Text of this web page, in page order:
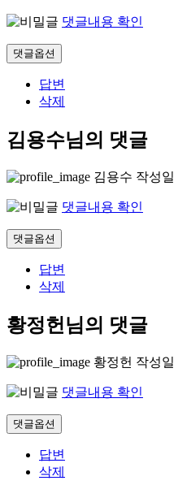
댓글내용 확인
댓글옵션
답변
삭제
김용수님의 댓글
김용수 작성일
댓글내용 확인
댓글옵션
답변
삭제
황정헌님의 댓글
황정헌 작성일
댓글내용 확인
댓글옵션
답변
삭제